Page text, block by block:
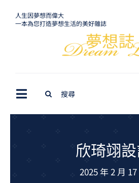
人生因夢想而偉大
一本為您打造夢想生活的美好雜誌
Toggle
Navigation
欣琦翊
2025 年 2 月 17